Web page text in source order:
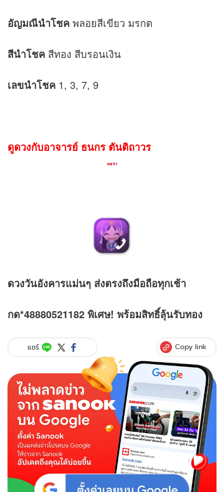
อัญมณีนำโชค พลอยสีเขียว มรกต
สีนำโชค สีทอง สีบรอนเงิน
เลขนำโชค 1, 3, 7, 9
ดูดวงกับอาจารย์ ธนกร ตันติถาวร
ดวงวันอังคารแม่นๆ ส่งตรงถึงมือถือทุกเช้า
กด*48880521182 พิเศษ! พร้อมสิทธิ์ลุ้นรับทอง
แชร์ Copy link